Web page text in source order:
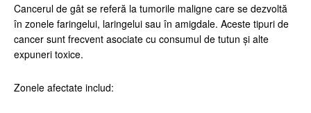
Cancerul de gât se referă la tumorile maligne care se dezvoltă
în zonele faringelui, laringelui sau în amigdale. Aceste tipuri de
cancer sunt frecvent asociate cu consumul de tutun și alte
expuneri toxice.
Zonele afectate includ: